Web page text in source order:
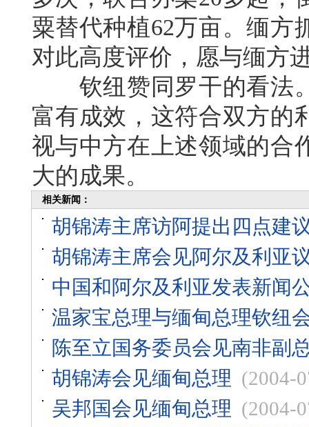
粟替代种植62万亩。缅方
对此高度评价，愿与缅方
钦纽赞同罗干的看法。
富有成效，这符合双方的
视与中方在上述领域的合
大的成果。
相关新闻：
胡锦涛主席访阿提出四点建
胡锦涛主席会见阿尔及利亚
中国和阿尔及利亚发表新闻
温家宝总理与缅甸总理钦纽
陈至立国务委员会见南非副
胡锦涛会见缅甸总理 (2004-
吴邦国会见缅甸总理 (2004-